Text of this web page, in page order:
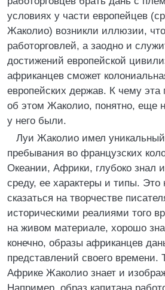
условиях у части европейцев
Жаколио) возникли иллюзии,
работорговлей, а заодно и
достижений европейской
африканцев сможет
европейских держав. К чему эта
об этом Жаколио, понятно, еще
у него были.
Луи Жаколио имел
пребывания во французских
Океании, Африки, глубоко знал
среду, ее характеры и типы. Это
сказаться на творчестве
историческими реалиями того
на живом материале, хорошо
конечно, образы африканцев
представлений своего времени.
Африке Жаколио знает и